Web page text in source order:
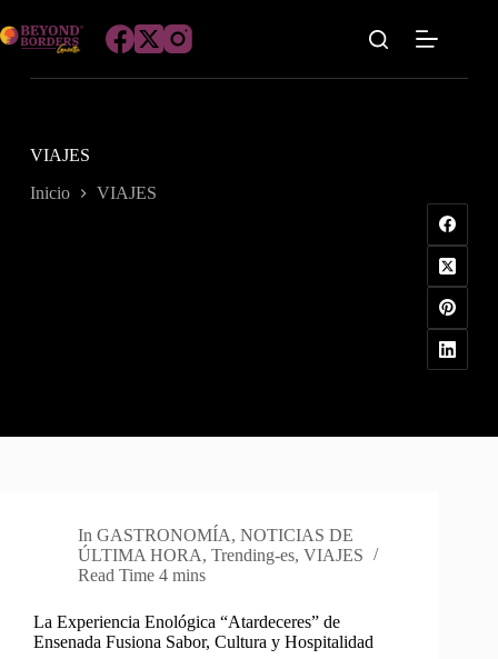
al
contenido
VIAJES
Inicio VIAJES
In GASTRONOMÍA,NOTICIAS DE
ÚLTIMA HORA, Trending-es, VIAJES
Read Time 4 mins
La Experiencia Enológica “Atardeceres” de
Ensenada Fusiona Sabor, Cultura y Hospitalidad